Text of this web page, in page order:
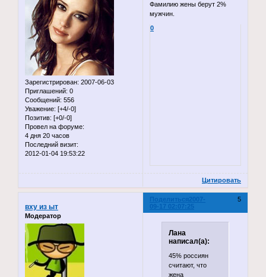
Зарегистрирован: 2007-06-03
Приглашений: 0
Сообщений: 556
Уважение: [+4/-0]
Позитив: [+0/-0]
Провел на форуме:
4 дня 20 часов
Последний визит:
2012-01-04 19:53:22
Фамилию жены берут 2%
мужчин.
0
Цитировать
Поделиться 5
2007-
09-17 02:07:25
вху из ыт
Модератор
Лана
написал(а):
45% россиян
считают, что
жена